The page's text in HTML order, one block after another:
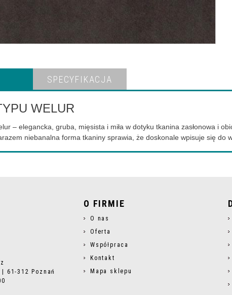
SPECYFIKACJA
WELUR
– elegancka, gruba, mięsista i miła w dotyku tkanina zasłonowa i
niebanalna forma tkaniny sprawia, że doskonale wpisuje się do
61-312 Poznań
O FIRMIE
O nas
Oferta
Współpraca
Kontakt
Mapa sklepu